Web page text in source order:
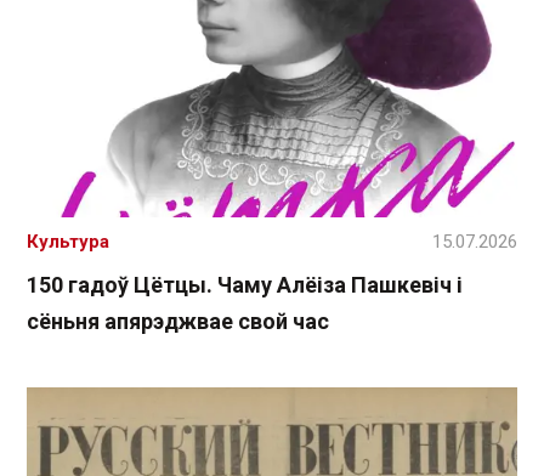
150 гадоў Цётцы. Чаму Алёіза Пашкевіч і
сёньня апярэджвае свой час
Культура 15.07.2026